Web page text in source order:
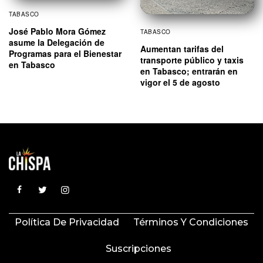
TABASCO
José Pablo Mora Gómez
asume la Delegación de
Programas para el Bienestar
en Tabasco
TABASCO
Aumentan tarifas del
transporte público y taxis
en Tabasco; entrarán en
vigor el 5 de agosto
Política De Privacidad Términos Y Condiciones
Suscripciones